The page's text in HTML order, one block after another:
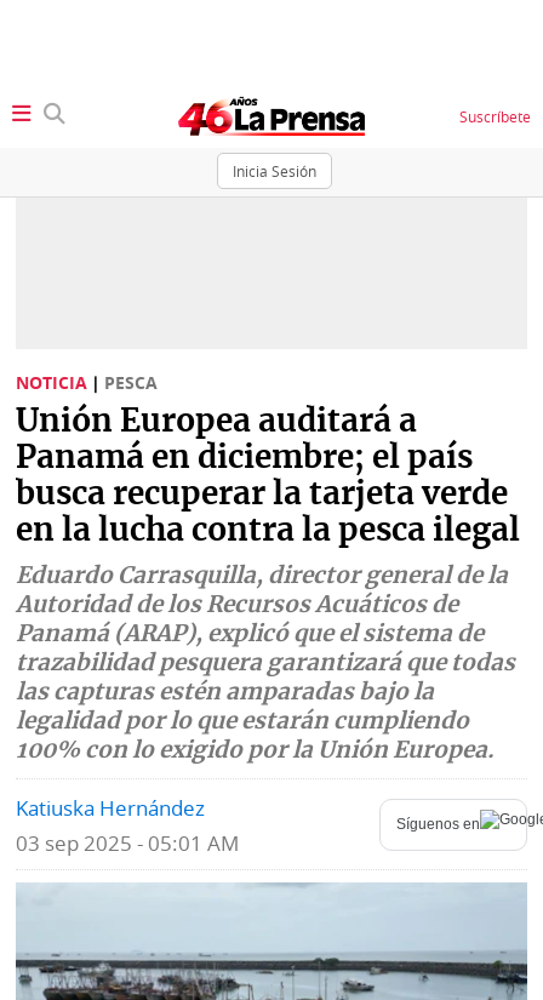
Inicia Sesión
Suscríbete
Sociedad
Judiciales
Política
Economía
Mundo
Deportes
Tecnología
Ponle
la
Firma
K
Vivir+
Opinión
Blogs
Fotografías
Videos
Fe
de
erratas
Historias
SERVICIOS
NOTICIA | PESCA
Unión Europea auditará a
Panamá en diciembre; el país
busca recuperar la tarjeta verde
en la lucha contra la pesca ilegal
Eduardo Carrasquilla, director general de la
Autoridad de los Recursos Acuáticos de
Panamá (ARAP), explicó que el sistema de
trazabilidad pesquera garantizará que todas
las capturas estén amparadas bajo la
legalidad por lo que estarán cumpliendo
100% con lo exigido por la Unión Europea.
Katiuska Hernández
03 sep 2025 - 05:01 AM
Síguenos en